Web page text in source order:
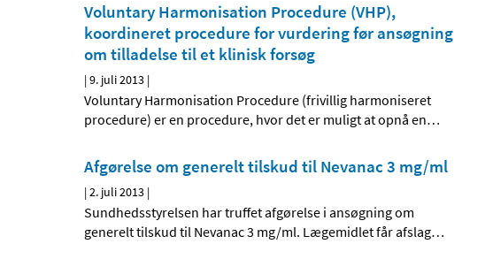
Voluntary Harmonisation Procedure (VHP),
koordineret procedure for vurdering før ansøgning
om tilladelse til et klinisk forsøg
|9. juli 2013 |
Voluntary Harmonisation Procedure (frivillig harmoniseret
procedure) er en procedure, hvor det er muligt at opnå en…
Afgørelse om generelt tilskud til Nevanac 3 mg/ml
|2. juli 2013 |
Sundhedsstyrelsen har truffet afgørelse i ansøgning om
generelt tilskud til Nevanac 3 mg/ml. Lægemidlet får afslag…